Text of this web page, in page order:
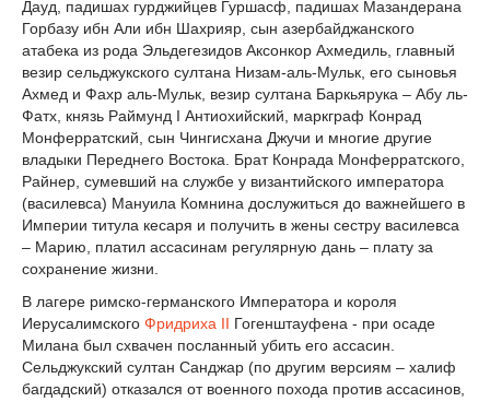
Дауд, падишах гурджийцев Гуршасф, падишах Мазандерана
Горбазу ибн Али ибн Шахрияр, сын азербайджанского
атабека из рода Эльдегезидов Аксонкор Ахмедиль, главный
везир сельджукского султана Низам-аль-Мульк, его сыновья
Ахмед и Фахр аль-Мульк, везир султана Баркьярука – Абу ль-
Фатх, князь Раймунд I Антиохийский, маркграф Конрад
Монферратский, сын Чингисхана Джучи и многие другие
владыки Переднего Востока. Брат Конрада Монферратского,
Райнер, сумевший на службе у византийского императора
(василевса) Мануила Комнина дослужиться до важнейшего в
Империи титула кесаря и получить в жены сестру василевса
– Марию, платил ассасинам регулярную дань – плату за
сохранение жизни.
В лагере римско-германского Императора и короля
Иерусалимского Фридриха II Гогенштауфена - при осаде
Милана был схвачен посланный убить его ассасин.
Сельджукский султан Санджар (по другим версиям – халиф
багдадский) отказался от военного похода против ассасинов,